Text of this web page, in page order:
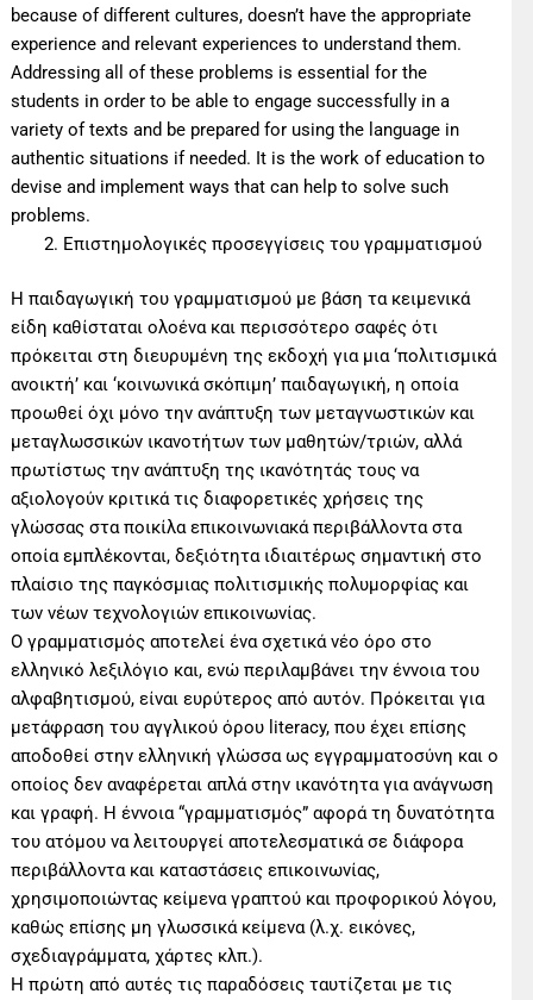
because of different cultures, doesn’t have the appropriate
experience and relevant experiences to understand them.
Addressing all of these problems is essential for the
students in order to be able to engage successfully in a
variety of texts and be prepared for using the language in
authentic situations if needed. It is the work of education to
devise and implement ways that can help to solve such
problems.
Επιστημολογικές προσεγγίσεις του γραμματισμού
H παιδαγωγική του γραμματισμού με βάση τα κειμενικά
είδη καθίσταται ολοένα και περισσότερο σαφές ότι
πρόκειται στη διευρυμένη της εκδοχή για μια ‘πολιτισμικά
ανοικτή’ και ‘κοινωνικά σκόπιμη’ παιδαγωγική, η οποία
προωθεί όχι μόνο την ανάπτυξη των μεταγνωστικών και
μεταγλωσσικών ικανοτήτων των μαθητών/τριών, αλλά
πρωτίστως την ανάπτυξη της ικανότητάς τους να
αξιολογούν κριτικά τις διαφορετικές χρήσεις της
γλώσσας στα ποικίλα επικοινωνιακά περιβάλλοντα στα
οποία εμπλέκονται, δεξιότητα ιδιαιτέρως σημαντική στο
πλαίσιο της παγκόσμιας πολιτισμικής πολυμορφίας και
των νέων τεχνολογιών επικοινωνίας.
Ο γραμματισμός αποτελεί ένα σχετικά νέο όρο στο
ελληνικό λεξιλόγιο και, ενώ περιλαμβάνει την έννοια του
αλφαβητισμού, είναι ευρύτερος από αυτόν. Πρόκειται για
μετάφραση του αγγλικού όρου literacy, που έχει επίσης
αποδοθεί στην ελληνική γλώσσα ως εγγραμματοσύνη και ο
οποίος δεν αναφέρεται απλά στην ικανότητα για ανάγνωση
και γραφή. Η έννοια “γραμματισμός” αφορά τη δυνατότητα
του ατόμου να λειτουργεί αποτελεσματικά σε διάφορα
περιβάλλοντα και καταστάσεις επικοινωνίας,
χρησιμοποιώντας κείμενα γραπτού και προφορικού λόγου,
καθώς επίσης μη γλωσσικά κείμενα (λ.χ. εικόνες,
σχεδιαγράμματα, χάρτες κλπ.).
Η πρώτη από αυτές τις παραδόσεις ταυτίζεται με τις